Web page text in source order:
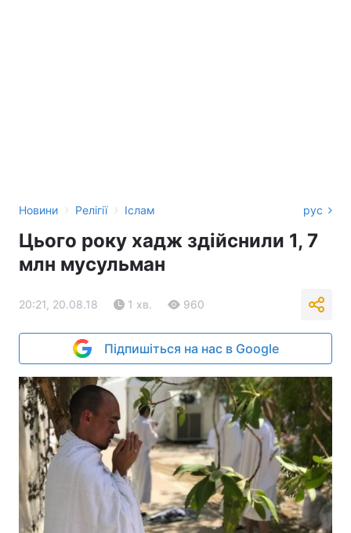
Новини › Релігії › Іслам рус
Цього року хадж здійснили 1, 7
млн мусульман
20:21, 20.08.18 1 хв. 960
Підпишіться на нас в Google